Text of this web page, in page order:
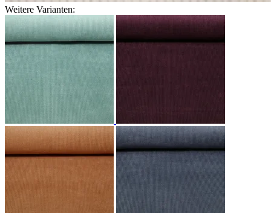
Weitere Varianten: